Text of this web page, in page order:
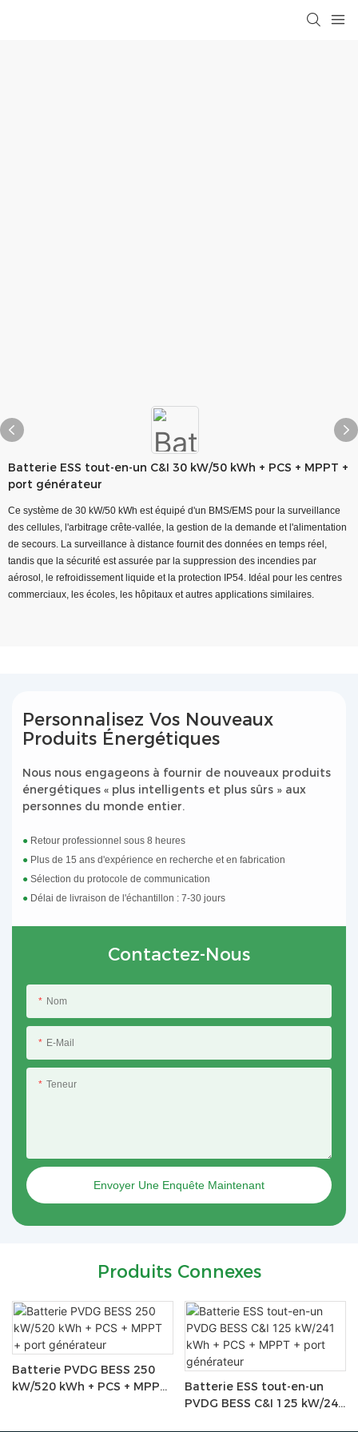
Batterie ESS tout-en-un C&I 30 kW/50 kWh + PCS + MPPT +
port générateur
Ce système de 30 kW/50 kWh est équipé d'un BMS/EMS pour la surveillance
des cellules, l'arbitrage crête-vallée, la gestion de la demande et l'alimentation
de secours. La surveillance à distance fournit des données en temps réel,
tandis que la sécurité est assurée par la suppression des incendies par
aérosol, le refroidissement liquide et la protection IP54. Idéal pour les centres
commerciaux, les écoles, les hôpitaux et autres applications similaires.
Personnalisez Vos Nouveaux
Produits Énergétiques
Nous nous engageons à fournir de nouveaux produits
énergétiques « plus intelligents et plus sûrs » aux
personnes du monde entier.
● Retour professionnel sous 8 heures
● Plus de 15 ans d'expérience en recherche et en fabrication
●Sélection du protocole de communication
● Délai de livraison de l'échantillon : 7-30 jours
Contactez-Nous
Nom
E-Mail
Teneur
Envoyer Une Enquête Maintenant
Produits Connexes
Batterie PVDG BESS 250
kW/520 kWh + PCS + MPPT
Batterie ESS tout-en-un
PVDG BESS C&I 125 kW/241